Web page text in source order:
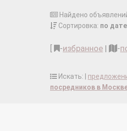
Найдено
Сортировка: по
-избранное | -
Искать: |
посредников в